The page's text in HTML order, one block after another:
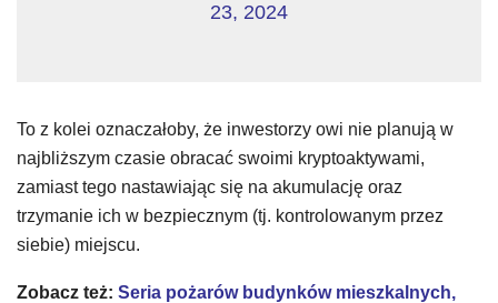
23, 2024
To z kolei oznaczałoby, że inwestorzy owi nie planują w
najbliższym czasie obracać swoimi kryptoaktywami,
zamiast tego nastawiając się na akumulację oraz
trzymanie ich w bezpiecznym (tj. kontrolowanym przez
siebie) miejscu.
Zobacz też: Seria pożarów budynków mieszkalnych,